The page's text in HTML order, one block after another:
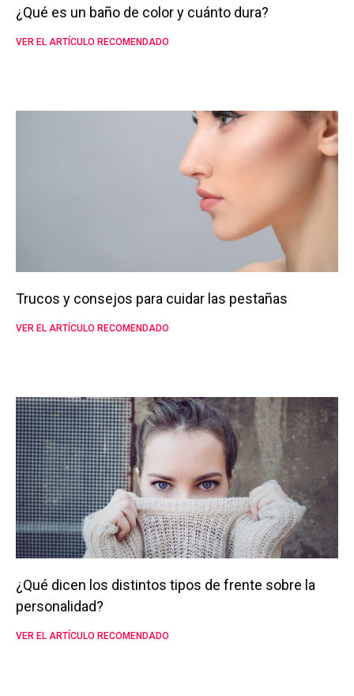
¿Qué es un baño de color y cuánto dura?
VER EL ARTÍCULO RECOMENDADO
Trucos y consejos para cuidar las pestañas
VER EL ARTÍCULO RECOMENDADO
¿Qué dicen los distintos tipos de frente sobre la
personalidad?
VER EL ARTÍCULO RECOMENDADO